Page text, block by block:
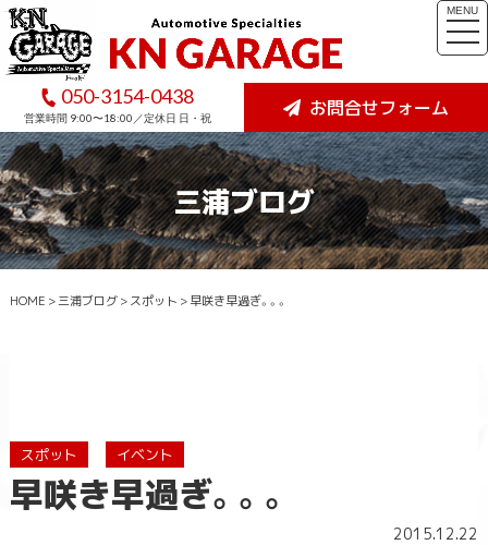
050-3154-0438
営業時間 9:00〜18:00／定休日 日・祝 お問合せフォーム
MENU
三浦ブログ
HOME >三浦ブログ>スポット >早咲き早過ぎ。。。
スポット イベント
早咲き早過ぎ。。。
2015.12.22